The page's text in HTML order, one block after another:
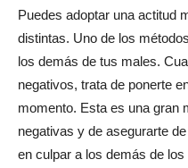
Puedes adoptar una actitud
distintas. Uno de los
los demás de tus males.
negativos, trata de ponerte
momento. Esta es una gran
negativas y de asegurarte
en culpar a los demás de